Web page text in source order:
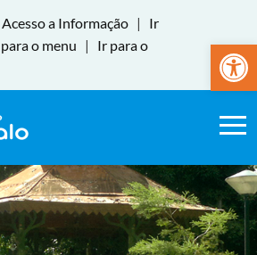
Abrir
Acesso a Informação |
Ir
o menu |
Ir para o